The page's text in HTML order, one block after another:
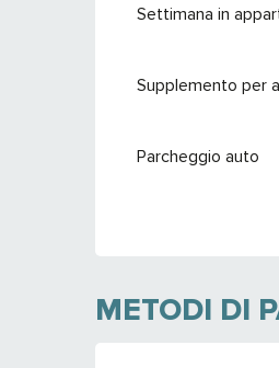
Settimana in
Supplemento per
Parcheggio auto
METODI DI